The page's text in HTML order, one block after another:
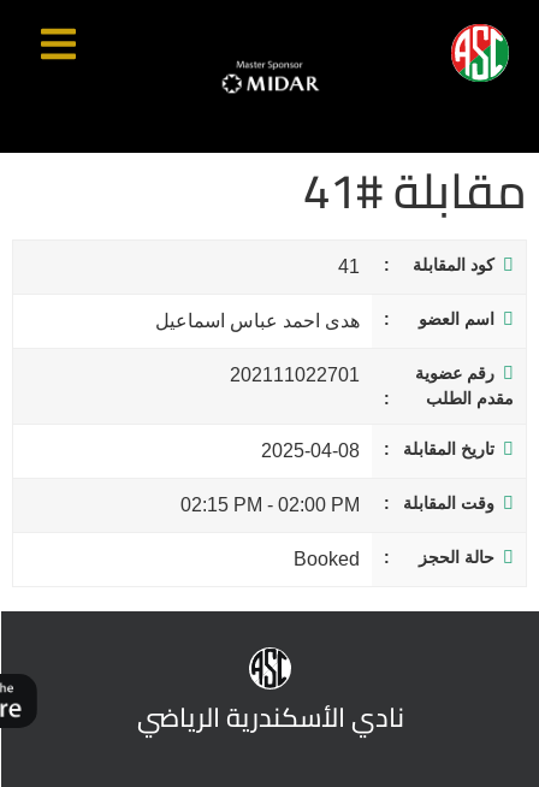
مقابلة #41
كود المقابلة 41
اسم العضو هدى احمد عباس اسماعيل
رقم عضوية
مقدم الطلب
202111022701
تاريخ المقابلة 2025-04-08
وقت المقابلة 02:00 PM
-
02:15 PM
حالة الحجز Booked
نادي الأسكندرية الرياضي